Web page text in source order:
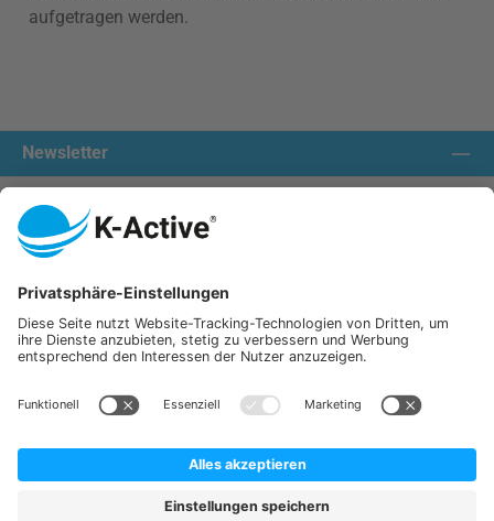
aufgetragen werden.
Newsletter
Unsere Communities
Wir versenden mit:
K-Active Europe GmbH
Alle Preise inkl. gesetzl. Mehrwertsteuer zzgl.Versandkosten und ggf. Nachnahmegebühren, wenn